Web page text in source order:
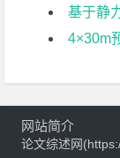
基于静
4×30m预应
网站简介
论文综述网